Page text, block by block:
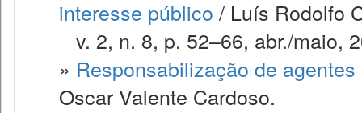
interesse público / Luís Rodolfo
v. 2, n. 8, p. 52–66, abr./maio,
» Responsabilização de
Oscar Valente Cardoso.